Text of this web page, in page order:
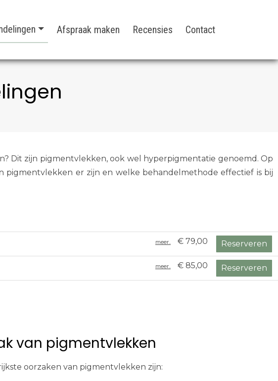
Afspraak maken Recensies Contact
Dit zijn pigmentvlekken, ook wel hyperpigmentatie genoemd. Op
er zijn en welke behandelmethode effectief is bij
Reserveren
€ 79,00
meer..
Reserveren
€ 85,00
meer..
van pigmentvlekken
oorzaken van pigmentvlekken zijn: